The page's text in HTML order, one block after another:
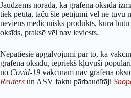
Jaudzems norāda, ka grafēna oksīda
tiek pētīta, taču šie pētījumi vēl ne tuvu
neviens medicīnisks produkts, kurā būtu
oksīds, praksē vēl nav ieviests.
Nepatiesie apgalvojumi par to, ka
grafēna oksīdu, iepriekš kļuvuši
no Covid-19 vakcīnām nav grafēna
Reuters un ASV faktu pārbaudītāji